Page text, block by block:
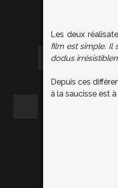
Les deux
film est simple. Il
dodus
Depuis ces
à la saucisse est